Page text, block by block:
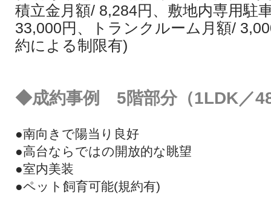
積立金月額/ 8,284円、敷地内専用駐
33,000円、トランクルーム月額/
約による制限有)
◆成約事例 5階部分（1LDK／
●南向きで陽当り良好
●高台ならではの開放的な眺望
●室内美装
●ペット飼育可能(規約有)